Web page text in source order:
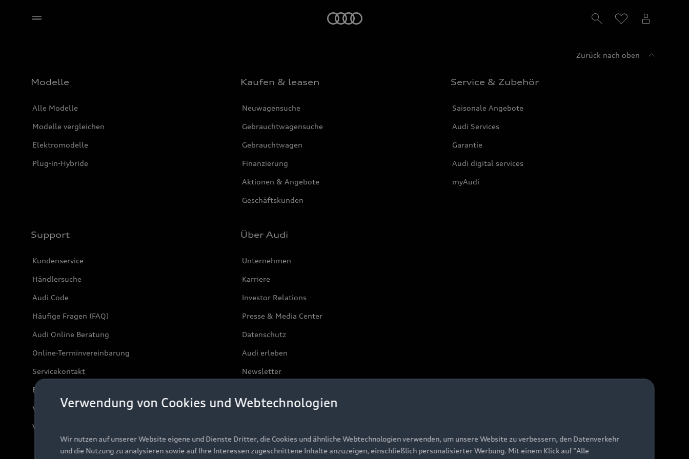
Zurück nach oben
Modelle
Alle Modelle
Modelle vergleichen
Elektromodelle
Plug-in-Hybride
Kaufen & leasen
Neuwagensuche
Gebrauchtwagensuche
Gebrauchtwagen
Finanzierung
Aktionen & Angebote
Geschäftskunden
Service & Zubehör
Saisonale Angebote
Audi Services
Garantie
Audi digital services
myAudi
Support
Kundenservice
Händlersuche
Audi Code
Häufige Fragen (FAQ)
Audi Online Beratung
Online-Terminvereinbarung
Servicekontakt
Bordbuch & Bedienungsanleitungen
Verträge kündigen
Vertrag widerrufen
Über Audi
Unternehmen
Karriere
Investor Relations
Presse & Media Center
Datenschutz
Audi erleben
Newsletter
Verwendung von Cookies und Webtechnologien
Wir nutzen auf unserer Website eigene und Dienste Dritter, die Cookies und ähnliche Webtechnologien verwenden, um unsere Website zu verbessern, den Datenverkehr
und die Nutzung zu analysieren sowie auf Ihre Interessen zugeschnittene Inhalte anzuzeigen, einschließlich personalisierter Werbung. Mit einem Klick auf "Alle